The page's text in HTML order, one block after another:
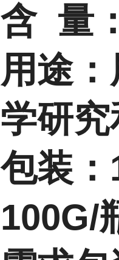
含 量
用途
学研究
包装：
100G/